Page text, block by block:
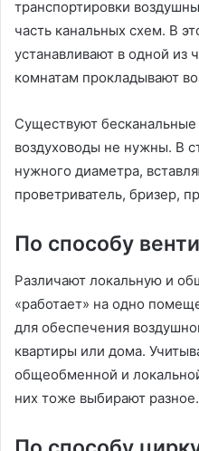
транспортировки
часть канальных схем. В
устанавливают в одной из
комнатам прокладывают
Существуют
воздуховоды не нужны. В
нужного диаметра,
проветриватель, бризер,
По способу
Различают локальную и
«работает» на одно
для обеспечения
квартиры или дома.
общеобменной и
них тоже выбирают разное.